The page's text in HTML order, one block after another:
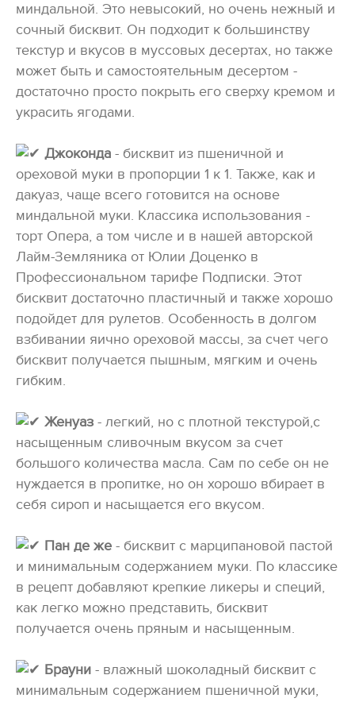
миндальной. Это невысокий, но очень нежный и
сочный бисквит. Он подходит к большинству
текстур и вкусов в муссовых десертах, но также
может быть и самостоятельным десертом -
достаточно просто покрыть его сверху кремом и
украсить ягодами.
Джоконда - бисквит из пшеничной и
ореховой муки в пропорции 1 к 1. Также, как и
дакуаз, чаще всего готовится на основе
миндальной муки. Классика использования -
торт Опера, а том числе и в нашей авторской
Лайм-Земляника от Юлии Доценко в
Профессиональном тарифе Подписки. Этот
бисквит достаточно пластичный и также хорошо
подойдет для рулетов. Особенность в долгом
взбивании яично ореховой массы, за счет чего
бисквит получается пышным, мягким и очень
гибким.
Женуаз - легкий, но с плотной текстурой,с
насыщенным сливочным вкусом за счет
большого количества масла. Сам по себе он не
нуждается в пропитке, но он хорошо вбирает в
себя сироп и насыщается его вкусом.
Пан де же - бисквит с марципановой пастой
и минимальным содержанием муки. По классике
в рецепт добавляют крепкие ликеры и специй,
как легко можно представить, бисквит
получается очень пряным и насыщенным.
Брауни - влажный шоколадный бисквит с
минимальным содержанием пшеничной муки,